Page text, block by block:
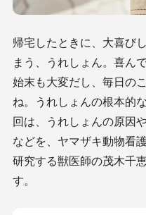
帰宅したときに、大喜び
まう、うれしょん。喜ん
始末も大変だし、毎日の
ね。うれしょんの根本的
回は、うれしょんの原因
などを、ヤマザキ動物看
研究する獣医師の茂木千
す。